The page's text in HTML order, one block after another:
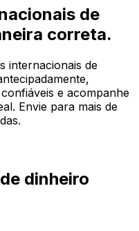
de
correta.
internacionais de
e acompanhe
Envie para mais de
dinheiro